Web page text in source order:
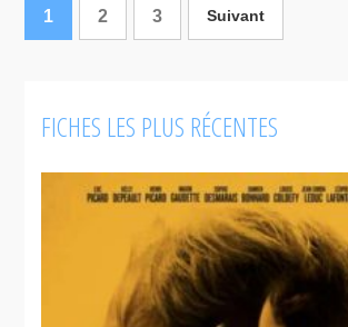
La version
Pour vivre
1 2 3 Suivant
FICHES LES PLUS RÉCENTES